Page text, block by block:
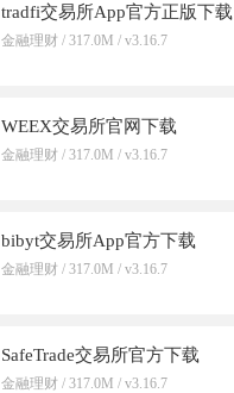
tradfi交易所App官方正版下载
金融理财 / 317.0M / v3.16.7
WEEX交易所官网下载
金融理财 / 317.0M / v3.16.7
bibyt交易所App官方下载
金融理财 / 317.0M / v3.16.7
SafeTrade交易所官方下载
金融理财 / 317.0M / v3.16.7